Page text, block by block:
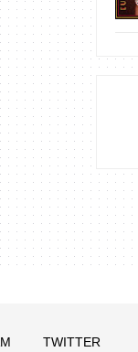
TWITTER